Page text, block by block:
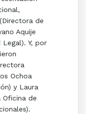
de
Aquije
Y, por
Ochoa
y Laura
Oficina de